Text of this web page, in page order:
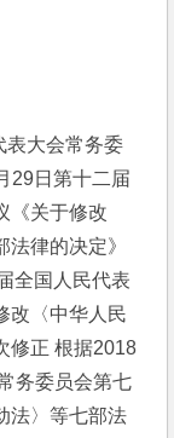
表大会常务委
29日第十二届
《关于修改
法律的决定》
全国人民代表
改〈中华人民
修正 根据2018
务委员会第七
法〉等七部法